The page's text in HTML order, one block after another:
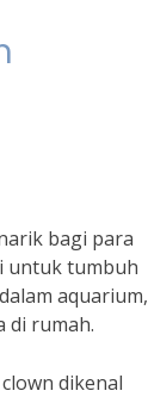
bagi para
untuk tumbuh
aquarium,
di rumah.
dikenal